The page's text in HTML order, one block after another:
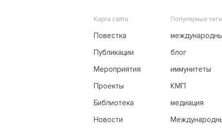
Карта сайта
Повестка
Публикации
Мероприятия
Проекты
Библиотека
Новости
Популярные теги
блог
иммунитеты
КМП
медиация